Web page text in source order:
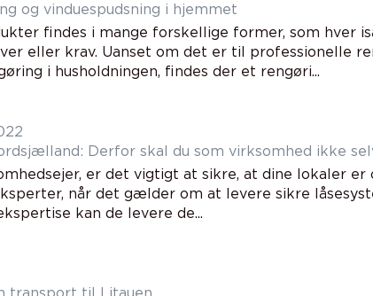
og vinduespudsning i hjemmet
findes i mange forskellige former, som hver
eller krav. Uanset om det er til professionelle
i husholdningen, findes der et rengøri...
Derfor skal du som virksomhed ikke
er det vigtigt at sikre, at dine lokaler
når det gælder om at levere sikre
kan de levere de...